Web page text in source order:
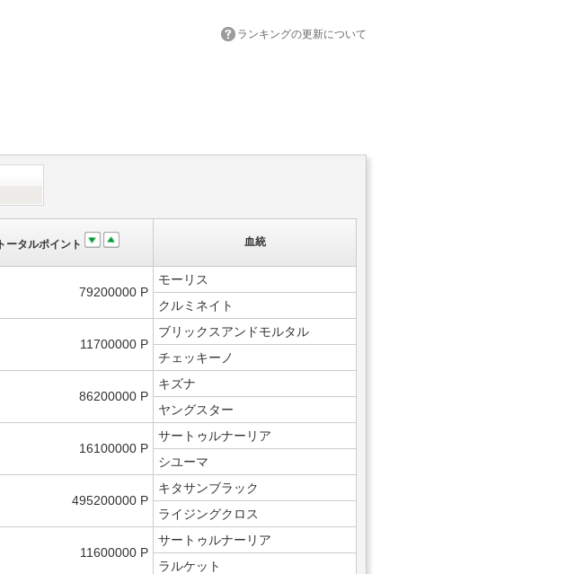
ランキングの更新について
トータルポイント
血統
79200000 P
モーリス
クルミネイト
11700000 P
ブリックスアンドモルタル
チェッキーノ
86200000 P
キズナ
ヤングスター
16100000 P
サートゥルナーリア
シユーマ
495200000 P
キタサンブラック
ライジングクロス
11600000 P
サートゥルナーリア
ラルケット